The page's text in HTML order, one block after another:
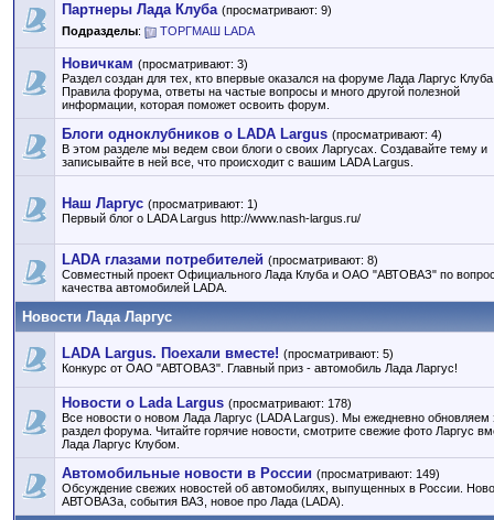
Партнеры Лада Клуба (просматривают: 9)
Подразделы: ТОРГМАШ LADA
Новичкам (просматривают: 3)
Раздел создан для тех, кто впервые оказался на форуме Лада Ларгус
Правила форума, ответы на частые вопросы и много другой полезной
информации, которая поможет освоить форум.
Блоги одноклубников о LADA Largus (просматривают: 4)
В этом разделе мы ведем свои блоги о своих Ларгусах. Создавайте тему и
записывайте в ней все, что происходит с вашим LADA Largus.
Наш Ларгус (просматривают: 1)
Первый блог о LADA Largus http://www.nash-largus.ru/
LADA глазами потребителей (просматривают: 8)
Совместный проект Официального Лада Клуба и ОАО "АВТОВАЗ" по
качества автомобилей LADA.
Новости Лада Ларгус
LADA Largus. Поехали вместе! (просматривают: 5)
Конкурс от ОАО "АВТОВАЗ". Главный приз - автомобиль Лада Ларгус!
Новости о Lada Largus (просматривают: 178)
Все новости о новом Лада Ларгус (LADA Largus). Мы ежедневно обновляем
раздел форума. Читайте горячие новости, смотрите свежие фото Ларгус
Лада Ларгус Клубом.
Автомобильные новости в России (просматривают: 149)
Обсуждение свежих новостей об автомобилях, выпущенных в России.
АВТОВАЗа, события ВАЗ, новое про Лада (LADA).